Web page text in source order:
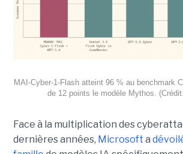
MAI-Cyber-1-Flash atteint 96 % au benchmark
de 12 points le modèle Mythos.
Face à la multiplication des
dernières années, Microsoft a